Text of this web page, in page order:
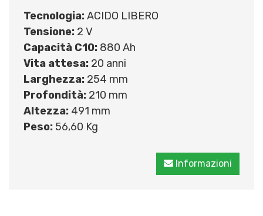
Tecnologia:ACIDO LIBERO
Tensione: 2 V
Capacità C10: 880 Ah
Vita attesa: 20 anni
Larghezza: 254 mm
Profondità: 210 mm
Altezza: 491 mm
Peso: 56,60 Kg
Informazioni